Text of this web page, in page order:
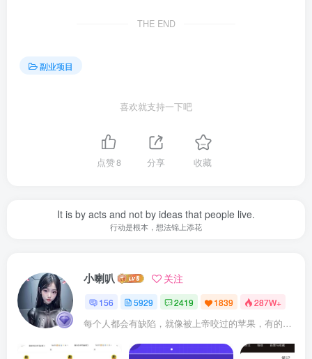
THE END
副业项目
喜欢就支持一下吧
点赞8 分享 收藏
It is by acts and not by ideas that people live.
行动是根本，想法锦上添花
小喇叭 关注
156 5929 2419 1839 287W+
每个人都会有缺陷，就像被上帝咬过的苹果，有的人缺陷比较大，正是因为上帝特别喜欢他的芬芳